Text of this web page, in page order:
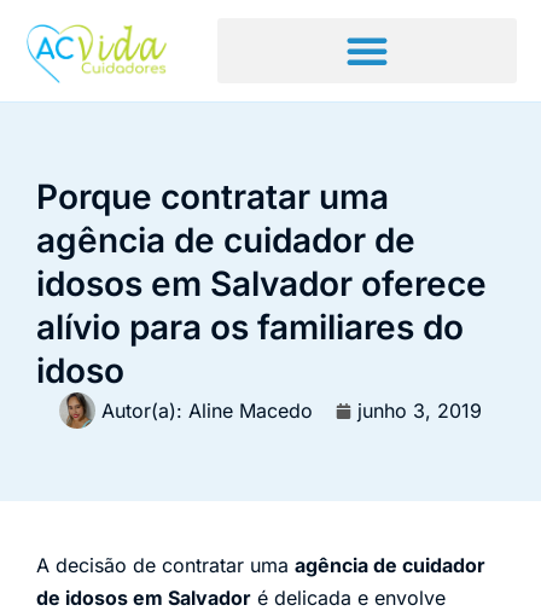
Porque contratar uma
agência de cuidador de
idosos em Salvador oferece
alívio para os familiares do
idoso
Autor(a): Aline Macedo junho 3, 2019
A decisão de contratar uma agência de cuidador
de idosos em Salvador é delicada e envolve